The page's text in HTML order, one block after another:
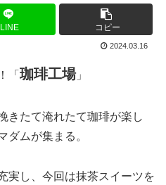
LINE コピー
2024.03.16
「 珈琲工場」
きたて淹れたて珈琲が楽し
ダムが集まる。
実し、今回は抹茶スイーツを